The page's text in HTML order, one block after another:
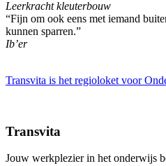
Leerkracht kleuterbouw
“Fijn om ook eens met iemand
kunnen sparren.”
Ib’er
Transvita is het regioloket voor
Transvita
Jouw werkplezier in het onderwijs